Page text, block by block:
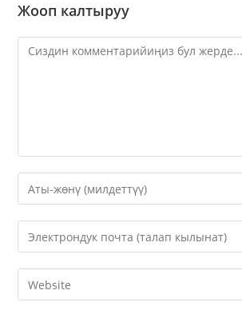
Жооп калтыруу